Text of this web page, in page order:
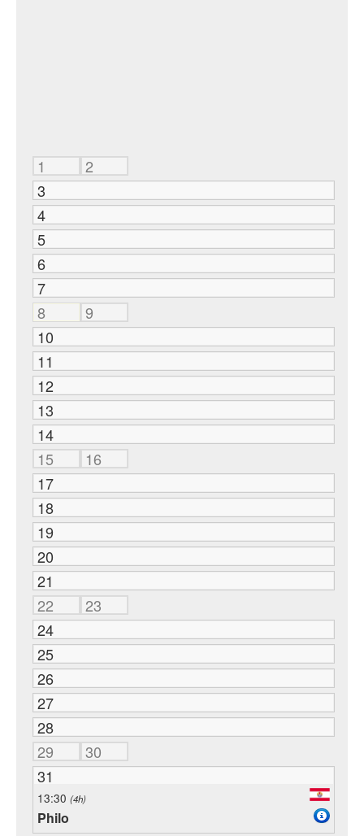
1
2
3
4
5
6
7
8
9
10
11
12
13
14
15
16
17
18
19
20
21
22
23
24
25
26
27
28
29
30
31
13:30 (4h)
Philo